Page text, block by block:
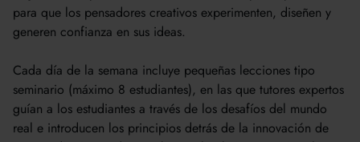
para que los pensadores creativos experimenten, diseñen y
generen confianza en sus ideas.
Cada día de la semana incluye pequeñas lecciones tipo
seminario (máximo 8 estudiantes), en las que tutores expertos
guían a los estudiantes a través de los desafíos del mundo
real e introducen los principios detrás de la innovación de